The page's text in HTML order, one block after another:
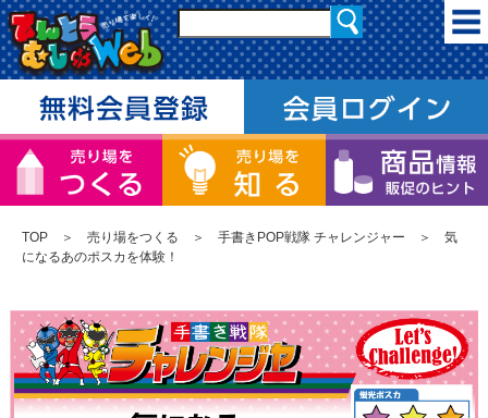
TOP ＞ 売り場をつくる ＞ 手書きPOP戦隊 チャレンジャー ＞ 気
になるあのポスカを体験！